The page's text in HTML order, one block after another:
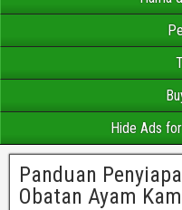
Hide Ads
Panduan
Obatan Ayam